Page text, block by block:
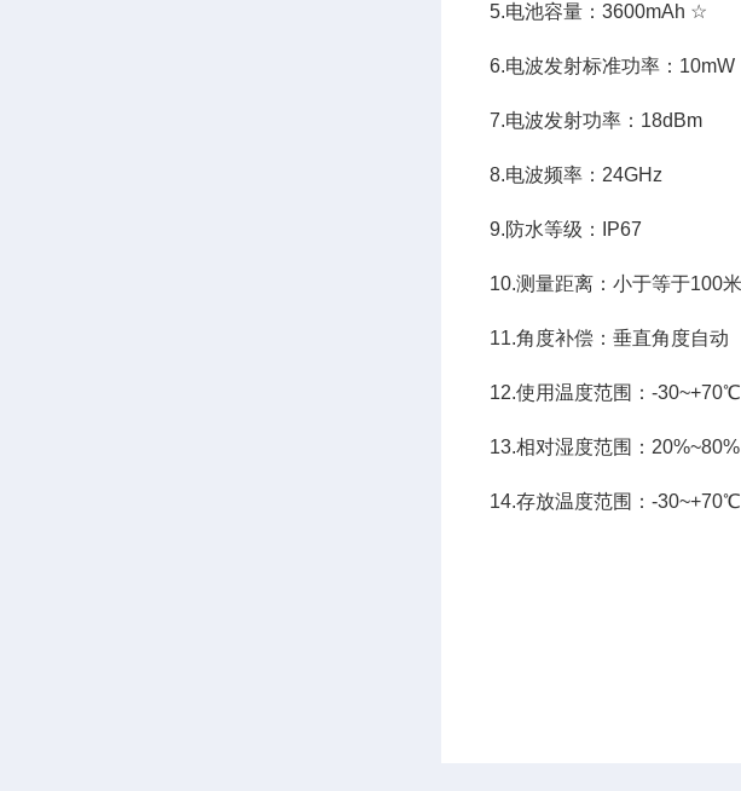
5.电池容量：3600mAh ☆
6.电波发射标准功率：10mW
7.电波发射功率：18dBm
8.电波频率：24GHz
9.防水等级：IP67
10.测量距离：小于等于100米
11.角度补偿：垂直角度自动
12.使用温度范围：-30~+70℃
13.相对湿度范围：20%~80%
14.存放温度范围：-30~+70℃